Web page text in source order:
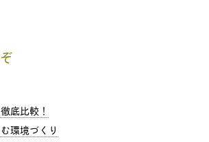
底比較！
環境づくり